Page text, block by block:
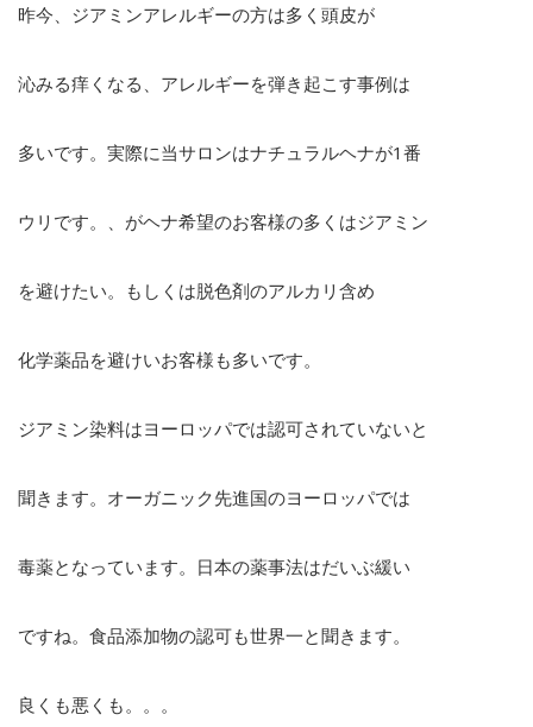
昨今、ジアミンアレルギーの方は多く頭皮が
沁みる痒くなる、アレルギーを弾き起こす事例は
多いです。実際に当サロンはナチュラルヘナが1番
ウリです。、がヘナ希望のお客様の多くはジアミン
を避けたい。もしくは脱色剤のアルカリ含め
化学薬品を避けいお客様も多いです。
ジアミン染料はヨーロッパでは認可されていないと
聞きます。オーガニック先進国のヨーロッパでは
毒薬となっています。日本の薬事法はだいぶ緩い
ですね。食品添加物の認可も世界一と聞きます。
良くも悪くも。。。